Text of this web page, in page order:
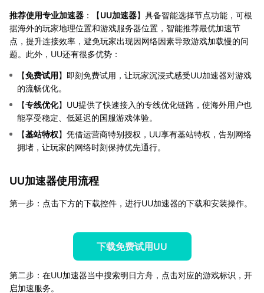
推荐使用专业加速器 ：【UU加速器】具备智能选择节点功能，可根
据海外的玩家地理位置和游戏服务器位置，智能推荐最优加速节
点，提升连接效率，避免玩家出现因网络因素导致游戏加载慢的问
题。此外，UU还有很多优势：
【免费试用】即刻免费试用，让玩家沉浸式感受UU加速器对游戏
的流畅优化。
【专线优化】UU提供了快速接入的专线优化链路，使海外用户也
能享受稳定、低延迟的国服游戏体验。
【基站特权】凭借运营商特别授权，UU享有基站特权，告别网络
拥堵，让玩家的网络时刻保持优先通行。
UU加速器使用流程
第一步：点击下方的下载控件，进行UU加速器的下载和安装操作。
下载免费试用UU
第二步：在UU加速器当中搜索明日方舟，点击对应的游戏标识，开
启加速服务。